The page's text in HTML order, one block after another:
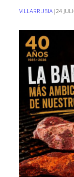
VILLARRUBIA|24